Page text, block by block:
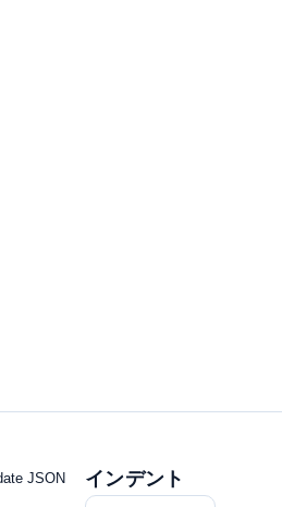
JSON インデント